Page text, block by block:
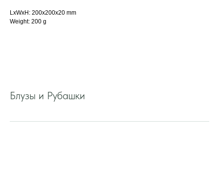
LxWxH: 200x200x20 mm
Weight: 200 g
Блузы и Рубашки